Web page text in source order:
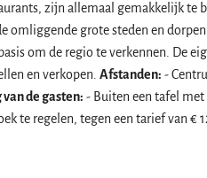
zijn allemaal gemakkelijk te
omliggende grote steden en
om de regio te verkennen. De
en verkopen. Afstanden: -
de gasten: - Buiten een tafel
te regelen, tegen een tarief van €